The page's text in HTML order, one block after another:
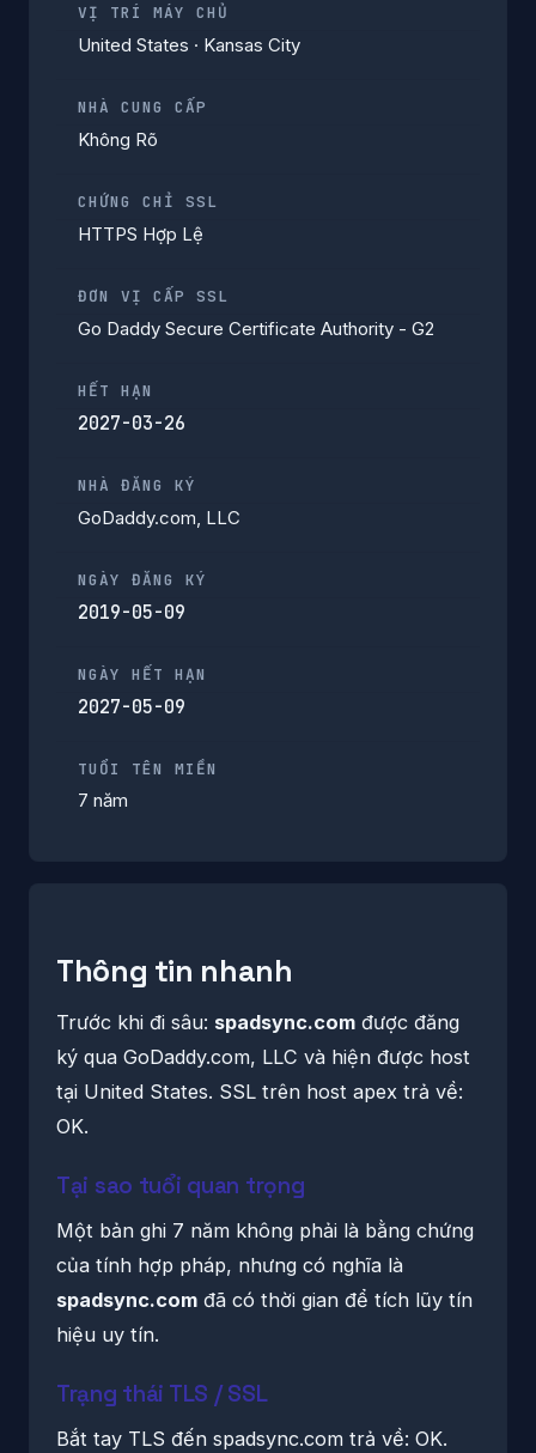
VỊ TRÍ MÁY CHỦ
United States · Kansas City
NHÀ CUNG CẤP
Không Rõ
CHỨNG CHỈ SSL
HTTPS Hợp Lệ
ĐƠN VỊ CẤP SSL
Go Daddy Secure Certificate Authority - G2
HẾT HẠN
2027-03-26
NHÀ ĐĂNG KÝ
GoDaddy.com, LLC
NGÀY ĐĂNG KÝ
2019-05-09
NGÀY HẾT HẠN
2027-05-09
TUỔI TÊN MIỀN
7 năm
Thông tin nhanh
Trước khi đi sâu: spadsync.com được đăng
ký qua GoDaddy.com, LLC và hiện được host
tại United States. SSL trên host apex trả về:
OK.
Tại sao tuổi quan trọng
Một bản ghi 7 năm không phải là bằng chứng
của tính hợp pháp, nhưng có nghĩa là
spadsync.com đã có thời gian để tích lũy tín
hiệu uy tín.
Trạng thái TLS / SSL
Bắt tay TLS đến spadsync.com trả về: OK.